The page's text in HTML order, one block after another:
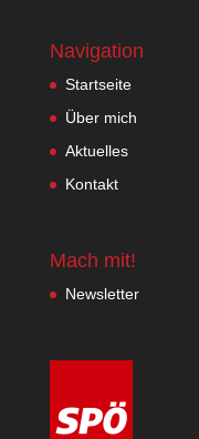
Navigation
Startseite
Über mich
Aktuelles
Kontakt
Mach mit!
Newsletter